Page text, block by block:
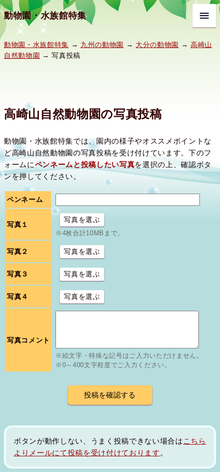
動物園・水族館特集
動物園・水族館特集 → 九州の動物園 → 大分の動物園 → 高崎山
自然動物園 → 写真投稿
高崎山自然動物園の写真投稿
動物園・水族館特集では、園内の様子やオススメポイントな
ど高崎山自然動物園の写真投稿を受け付けています。下のフ
ォームにペンネームと投稿したい写真を選択の上、確認ボタ
ンを押してください。
ペンネーム
写真１
写真を選ぶ
※4枚合計10MBまで。
写真２ 写真を選ぶ
写真３ 写真を選ぶ
写真４ 写真を選ぶ
写真コメント
※絵文字・特殊な記号はご入力いただけません。
※0～400文字程度でご入力ください。
ボタンが動作しない、うまく投稿できない場合は こちら
よりメールにて投稿を受け付けております 。